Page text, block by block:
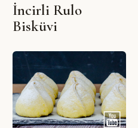
İncirli Rulo
Bisküvi